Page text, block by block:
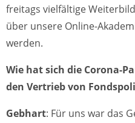
freitags vielfältige
über unsere Online-
werden.
Wie hat sich die Corona-
den Vertrieb von
Gebhart: Für uns war das